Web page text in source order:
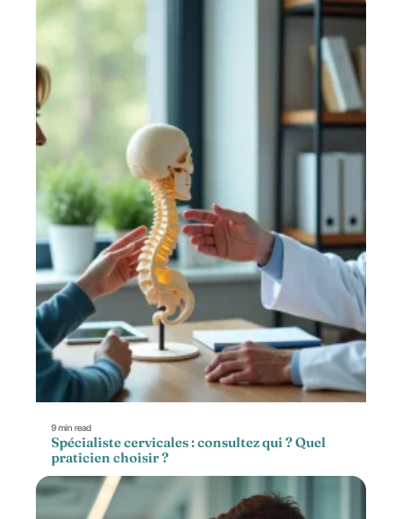
9 min read
Spécialiste cervicales : consultez qui ? Quel
praticien choisir ?